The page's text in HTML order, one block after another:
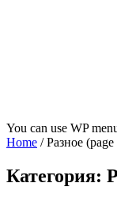
You can use WP
Home /Разное
Категория: